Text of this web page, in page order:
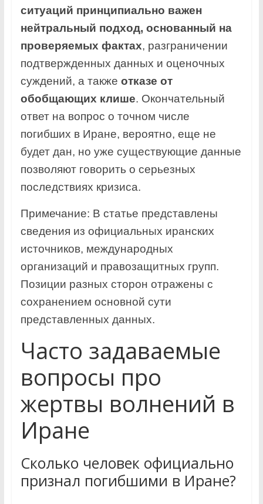
ситуаций принципиально важен
нейтральный подход, основанный на
проверяемых фактах, разграничении
подтвержденных данных и оценочных
суждений, а также отказе от
обобщающих клише. Окончательный
ответ на вопрос о точном числе
погибших в Иране, вероятно, еще не
будет дан, но уже существующие данные
позволяют говорить о серьезных
последствиях кризиса.
Примечание: В статье представлены
сведения из официальных иранских
источников, международных
организаций и правозащитных групп.
Позиции разных сторон отражены с
сохранением основной сути
представленных данных.
Часто задаваемые
вопросы про
жертвы волнений в
Иране
Сколько человек официально
признал погибшими в Иране?